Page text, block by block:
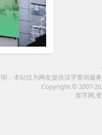
：本站仅为网友提供汉字查询服
Copyright © 2007-
查字网,